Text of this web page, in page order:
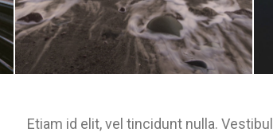
Etiam id elit, vel tincidunt nulla.